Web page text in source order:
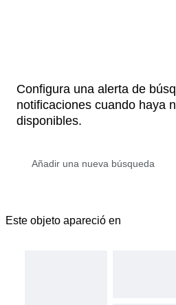
Configura una alerta de
notificaciones cuando haya
disponibles.
Este objeto apareció en